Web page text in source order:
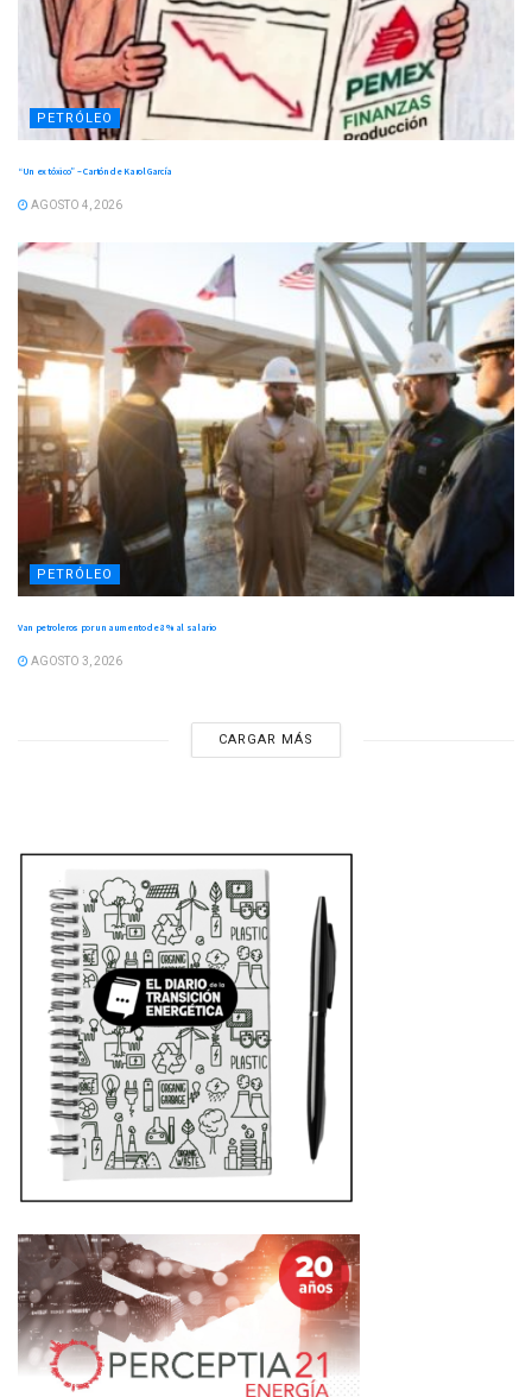
PETRÓLEO
“Un ex tóxico” – Cartón de Karol García
AGOSTO 4, 2026
PETRÓLEO
Van petroleros por un aumento de 8 % al salario
AGOSTO 3, 2026
CARGAR MÁS